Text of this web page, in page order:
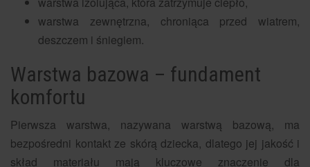
warstwa zewnętrzna, chroniąca przed wiatrem,
deszczem i śniegiem.
Warstwa bazowa – fundament
komfortu
Pierwsza warstwa, nazywana warstwą bazową, ma
bezpośredni kontakt ze skórą dziecka, dlatego jej jakość i
skład materiału mają kluczowe znaczenie dla